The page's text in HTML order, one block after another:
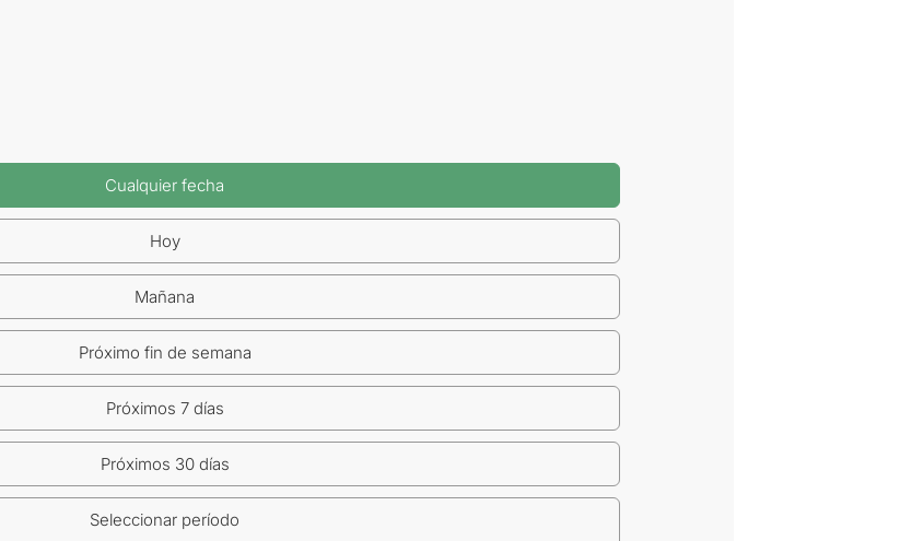
Cualquier fecha
Hoy
Mañana
Próximo fin de semana
Próximos 7 días
Próximos 30 días
Seleccionar período